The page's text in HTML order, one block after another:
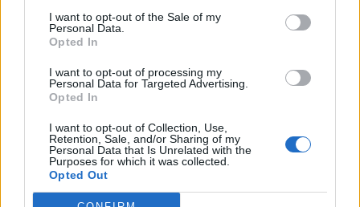
I want to opt-out of the Sale of my
Personal Data.
Opted In
I want to opt-out of processing my
Personal Data for Targeted Advertising.
Opted In
I want to opt-out of Collection, Use,
Retention, Sale, and/or Sharing of my
Personal Data that Is Unrelated with the
Purposes for which it was collected.
Opted Out
Edellinen artikkeli
Nike julkaisi Valioliigan ensi
kiinnittää huomion
Seuraava artikkeli
huippumatsia
LIITTYVÄT ARTIKKELIT LISÄÄ TEKIJÄLTÄ
Suomen MM-karsintojen näkymät –
todellinen jalkapallokommentaattorin